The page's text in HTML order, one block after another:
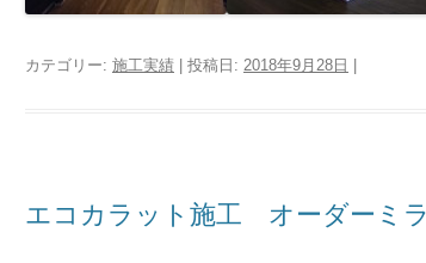
カテゴリー: 施工実績 | 投稿日: 2018年9月28日
エコカラット施工 オーダーミ